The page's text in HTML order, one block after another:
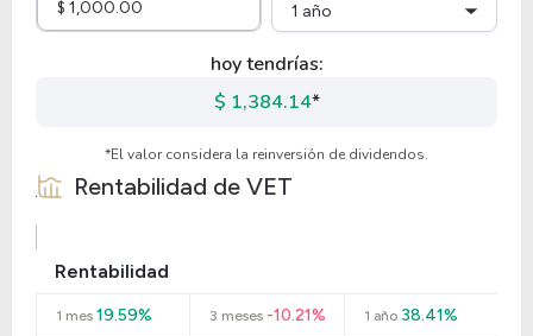
1 año
hoy tendrías:
$ 1,384.14*
*El valor considera la reinversión de dividendos.
Rentabilidad de VET
Rentabilidad
1 mes 19.59% 3 meses -10.21% 1 año38.41%